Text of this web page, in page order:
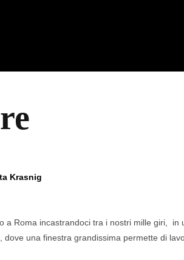
Krasnig
a Roma incastrandoci tra i nostri mille giri, in
dove una finestra grandissima permette di